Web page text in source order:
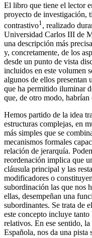
El libro que tiene el lector
proyecto de investigación,
contrastivo1 , realizado
Universidad Carlos III de
una descripción más
y, concretamente, de los
desde un punto de vista
incluidos en este volumen
algunos de ellos presentan
que ha permitido iluminar
que, de otro modo, habrían
Hemos partido de la idea
estructuras complejas, en
más simples que se
mecanismos formales
relación de jerarquía.
reordenación implica que
cláusula principal y las
modificadores o
subordinación las que nos
ellas, desempeñan una
subordinantes. Se trata de
este concepto incluye
relativos. En ese sentido, la
Española, nos da una pista